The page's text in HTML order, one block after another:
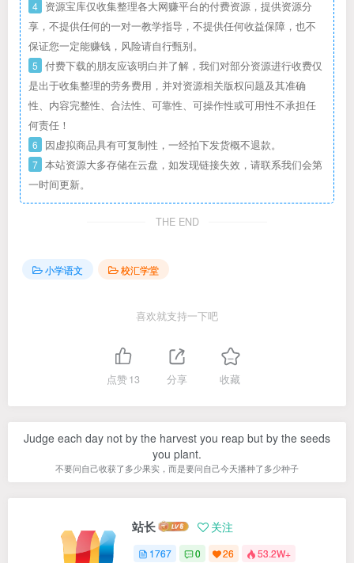
4 资源宝库仅收集整理各大网赚平台的付费资源，提供资源分
享，不提供任何的一对一教学指导，不提供任何收益保障，也不
保证您一定能赚钱，风险请自行甄别。
5 付费下载的朋友应该明白并了解，我们对部分资源进行收费仅
是出于收集整理的劳务费用，并对资源相关版权问题及其准确
性、内容完整性、合法性、可靠性、可操作性或可用性不承担任
何责任！
6 因虚拟商品具有可复制性，一经拍下发货概不退款。
7 本站资源大多存储在云盘，如发现链接失效，请联系我们会第
一时间更新。
THE END
小学语文 校汇学堂
喜欢就支持一下吧
点赞13 分享 收藏
Judge each day not by the harvest you reap but by the seeds
you plant.
不要问自己收获了多少果实，而是要问自己今天播种了多少种子
站长 关注
1767 0 26 53.2W+